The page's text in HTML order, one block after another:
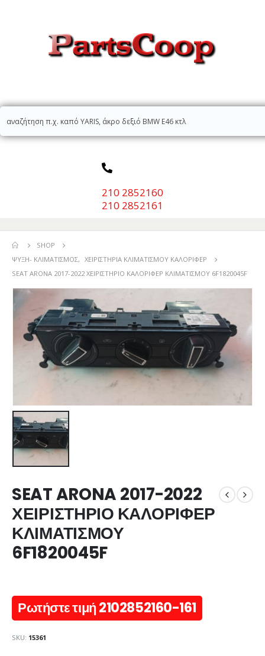
210 2852160
210 2852161
SHOP
ΨΎΞΗ- ΚΛΙΜΑΤΙΣΜΌΣ, ΧΕΙΡΙΣΤΉΡΙΑ ΚΛΙΜΑΤΙΣΜΟΎ ΚΑΛΟΡΙΦΈΡ
SEAT ARONA 2017-2022 ΧΕΙΡΙΣΤΗΡΙΟ ΚΑΛΟΡΙΦΕΡ ΚΛΙΜΑΤΙΣΜΟΥ 6F1820045F
SEAT ARONA 2017-2022
ΧΕΙΡΙΣΤΗΡΙΟ ΚΑΛΟΡΙΦΕΡ
ΚΛΙΜΑΤΙΣΜΟΥ
6F1820045F
Ρωτήστε τιμή 2102852160-161
SKU: 15361